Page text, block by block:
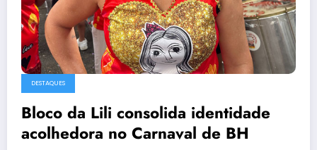
DESTAQUES
Bloco da Lili consolida identidade
acolhedora no Carnaval de BH